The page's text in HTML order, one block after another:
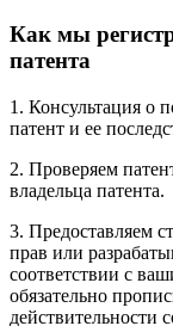
Как мы
патента
1. Консультация о
патент и ее
2. Проверяем
владельца патента.
3. Предоставляем
прав или
соответствии с
обязательно
действительности